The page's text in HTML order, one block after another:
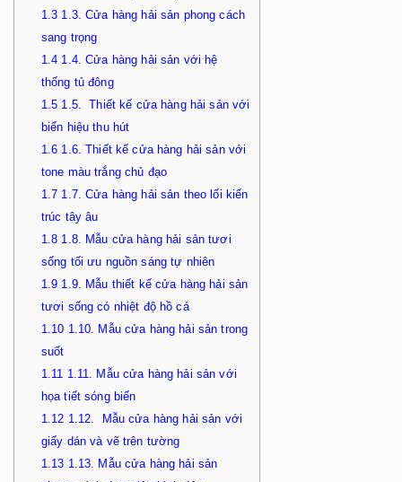
1.3 1.3. Cửa hàng hải sản phong cách
sang trọng
1.4 1.4. Cửa hàng hải sản với hệ
thống tủ đông
1.5 1.5. Thiết kế cửa hàng hải sản với
biển hiệu thu hút
1.6 1.6. Thiết kế cửa hàng hải sản với
tone màu trắng chủ đạo
1.7 1.7. Cửa hàng hải sản theo lối kiến
trúc tây âu
1.8 1.8. Mẫu cửa hàng hải sản tươi
sống tối ưu nguồn sáng tự nhiên
1.9 1.9. Mẫu thiết kế cửa hàng hải sản
tươi sống có nhiệt độ hồ cá
1.10 1.10. Mẫu cửa hàng hải sản trong
suốt
1.11 1.11. Mẫu cửa hàng hải sản với
họa tiết sóng biển
1.12 1.12. Mẫu cửa hàng hải sản với
giấy dán và vẽ trên tường
1.13 1.13. Mẫu cửa hàng hải sản